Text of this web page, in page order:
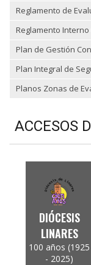
Reglamento de
Reglamento
Plan de Gestión
Plan Integral de
Planos Zonas de
ACCESOS
DIÓCESIS
LINARES
100 años (1925
- 2025)